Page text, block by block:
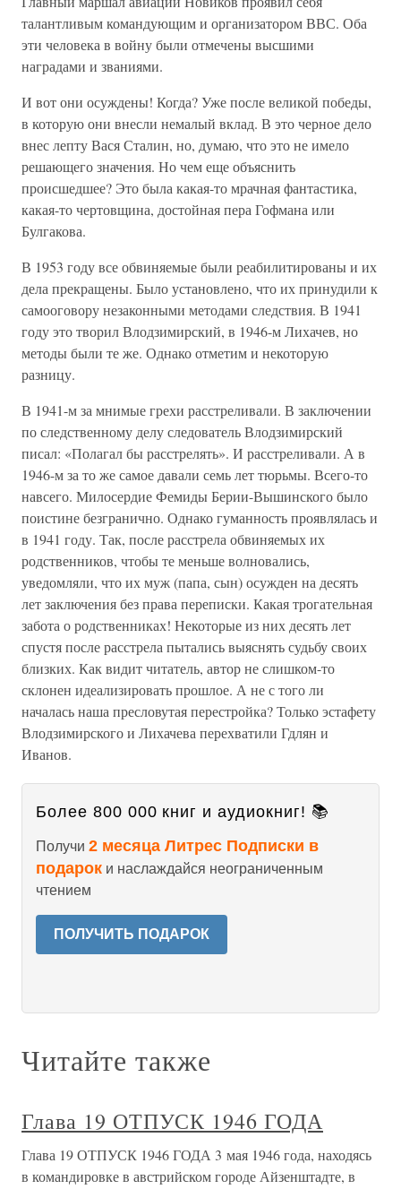
талантливым командующим и организатором ВВС. Оба
эти человека в войну были отмечены высшими
наградами и званиями.
И вот они осуждены! Когда? Уже после великой победы,
в которую они внесли немалый вклад. В это черное дело
внес лепту Вася Сталин, но, думаю, что это не имело
решающего значения. Но чем еще объяснить
происшедшее? Это была какая-то мрачная фантастика,
какая-то чертовщина, достойная пера Гофмана или
Булгакова.
В 1953 году все обвиняемые были реабилитированы и их
дела прекращены. Было установлено, что их принудили к
самооговору незаконными методами следствия. В 1941
году это творил Влодзимирский, в 1946-м Лихачев, но
методы были те же. Однако отметим и некоторую
разницу.
В 1941-м за мнимые грехи расстреливали. В заключении
по следственному делу следователь Влодзимирский
писал: «Полагал бы расстрелять». И расстреливали. А в
1946-м за то же самое давали семь лет тюрьмы. Всего-то
навсего. Милосердие Фемиды Берии-Вышинского было
поистине безгранично. Однако гуманность проявлялась и
в 1941 году. Так, после расстрела обвиняемых их
родственников, чтобы те меньше волновались,
уведомляли, что их муж (папа, сын) осужден на десять
лет заключения без права переписки. Какая трогательная
забота о родственниках! Некоторые из них десять лет
спустя после расстрела пытались выяснять судьбу своих
близких. Как видит читатель, автор не слишком-то
склонен идеализировать прошлое. А не с того ли
началась наша пресловутая перестройка? Только эстафету
Влодзимирского и Лихачева перехватили Гдлян и
Иванов.
Более 800 000 книг и аудиокниг! 📚
Получи 2 месяца Литрес Подписки в
подарок и наслаждайся неограниченным
чтением
ПОЛУЧИТЬ ПОДАРОК
Читайте также
Глава 19 ОТПУСК 1946 ГОДА
Глава 19 ОТПУСК 1946 ГОДА 3 мая 1946 года, находясь
в командировке в австрийском городе Айзенштадте, в